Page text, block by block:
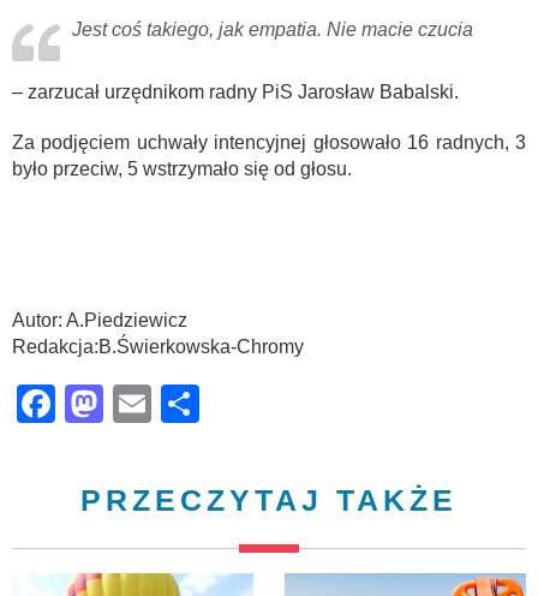
Jest coś takiego, jak empatia. Nie macie czucia
– zarzucał urzędnikom radny PiS Jarosław Babalski.
Za podjęciem uchwały intencyjnej głosowało 16 radnych, 3
było przeciw, 5 wstrzymało się od głosu.
Autor: A.Piedziewicz
Redakcja:B.Świerkowska-Chromy
Facebook
Mastodon
Email
PRZECZYTAJ TAKŻE